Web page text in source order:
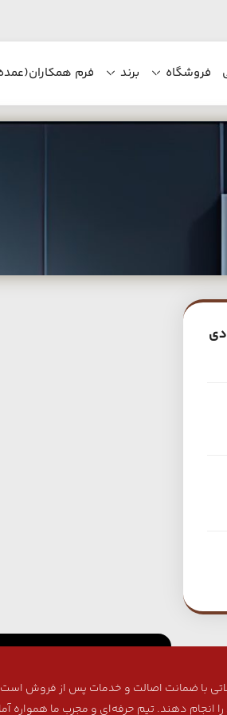
فروشگاه برند فرم
با ضمانت اصالت و خدمات پس از فروش است
انجام دهند. تیم حرفه‌ای و مجرب ما همواره